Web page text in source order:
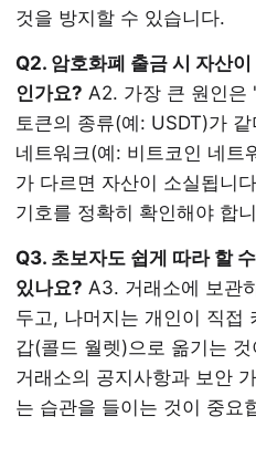
것을 방지할 수 있습니다.
Q2. 암호화폐 출금 시 자산
인가요? A2. 가장 큰 원인은
토큰의 종류(예: USDT)가
네트워크(예: 비트코인 네트
가 다르면 자산이 소실됩니
기호를 정확히 확인해야 합
Q3. 초보자도 쉽게 따라 할
있나요? A3. 거래소에 보관
두고, 나머지는 개인이 직접
갑(콜드 월렛)으로 옮기는
거래소의 공지사항과 보안
는 습관을 들이는 것이 중요